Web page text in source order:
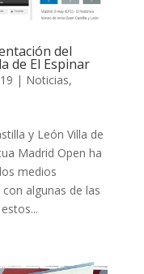
del
de El Espinar
| Noticias,
y León Villa de
Madrid Open ha
medios
algunas de las